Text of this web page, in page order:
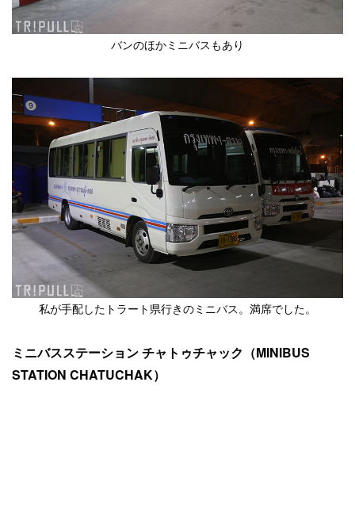
バンのほかミニバスもあり
私が手配したトラート県行きのミニバス。満席でした。
ミニバスステーション チャトゥチャック（MINIBUS
STATION CHATUCHAK）